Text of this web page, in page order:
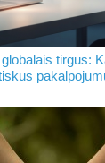
tirgus: